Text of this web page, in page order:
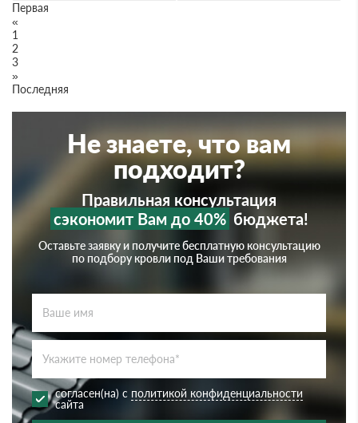
Первая
«
1
2
3
»
Последняя
Не знаете, что вам
подходит?
Правильная консультация
сэкономит Вам до 40% бюджета!
Оставьте заявку и получите бесплатную консультацию
по подбору кровли под Ваши требования
согласен(на) с политикой конфиденциальности
сайта